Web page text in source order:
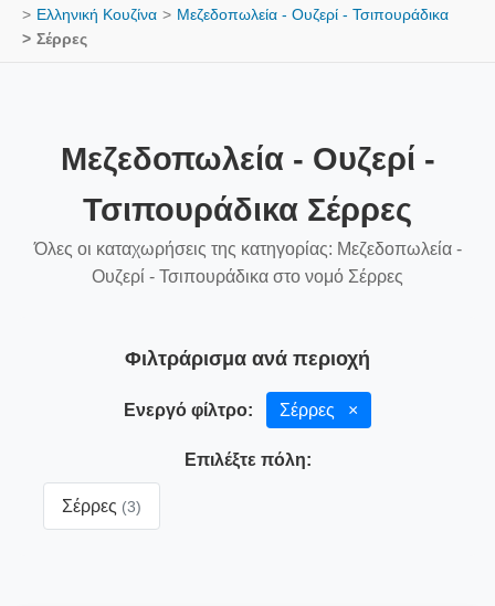
Ελληνική Κουζίνα
Μεζεδοπωλεία - Ουζερί - Τσιπουράδικα
Σέρρες
Μεζεδοπωλεία - Ουζερί -
Τσιπουράδικα Σέρρες
Όλες οι καταχωρήσεις της κατηγορίας: Μεζεδοπωλεία -
Ουζερί - Τσιπουράδικα στο νομό Σέρρες
Φιλτράρισμα ανά περιοχή
Ενεργό φίλτρο: Σέρρες ×
Επιλέξτε πόλη:
Σέρρες (3)